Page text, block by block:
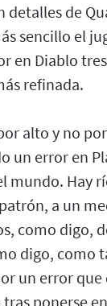
de
sencillo el
en Diablo
refinada.
alto y no
un error en
mundo. Hay
a un
como digo,
digo, como
un error
ponerse